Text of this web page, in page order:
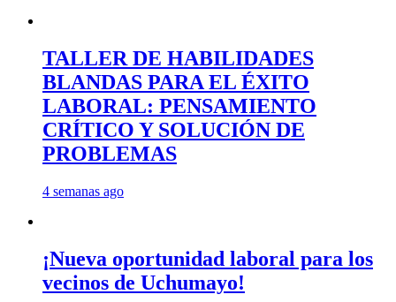
TALLER DE HABILIDADES
BLANDAS PARA EL ÉXITO
LABORAL: PENSAMIENTO
CRÍTICO Y SOLUCIÓN DE
PROBLEMAS
4 semanas ago
¡Nueva oportunidad laboral para los
vecinos de Uchumayo!